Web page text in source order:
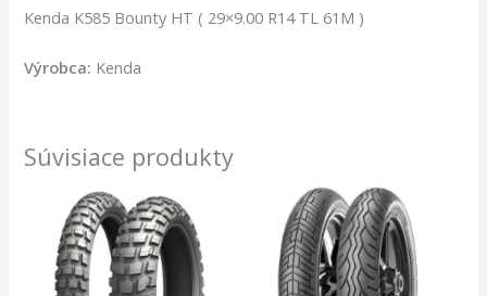
Kenda K585 Bounty HT ( 29×9.00 R14 TL 61M )
Výrobca: Kenda
Súvisiace produkty